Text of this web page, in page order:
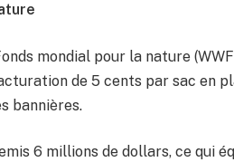
mondial pour la nature
de 5 cents par sac en
bannières.
6 millions de dollars, ce qui